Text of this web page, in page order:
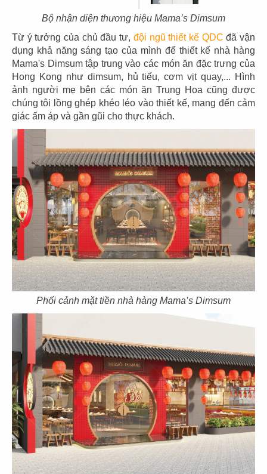
Bộ nhận diện thương hiệu Mama’s Dimsum
Từ ý tưởng của chủ đầu tư, đội ngũ thiết kế QDC đã vận
dụng khả năng sáng tạo của mình để thiết kế nhà hàng
Mama's Dimsum tập trung vào các món ăn đặc trưng của
Hong Kong như dimsum, hủ tiếu, cơm vịt quay,... Hình
ảnh người mẹ bên các món ăn Trung Hoa cũng được
chúng tôi lồng ghép khéo léo vào thiết kế, mang đến cảm
giác ấm áp và gần gũi cho thực khách.
Phối cảnh mặt tiền nhà hàng Mama’s Dimsum
THIẾT KẾ NHÀ HÀNG BIỂN DƯƠNG -
Q.5
Chủ đầu tư: Nhà hàng Biển Dương
Diện tích: 715m2
Địa điểm: 109-113 Nguyễn Tri Phương, Phường 7,
Quận 5
THIẾT KẾ NHÀ HÀNG HOA LUK DINH KI
- VINHOMES GOLDEN RIVER, Q.1
Chủ đầu tư: Công ty TNHH Nhà Hàng Lục Đỉnh Ký
Diện tích: 1338m2
Địa điểm: 15 -16 The Victoria Vinhomes Golden
River, phường Bến Nghé, Quận 1, TP.HCM
CHI TIẾT